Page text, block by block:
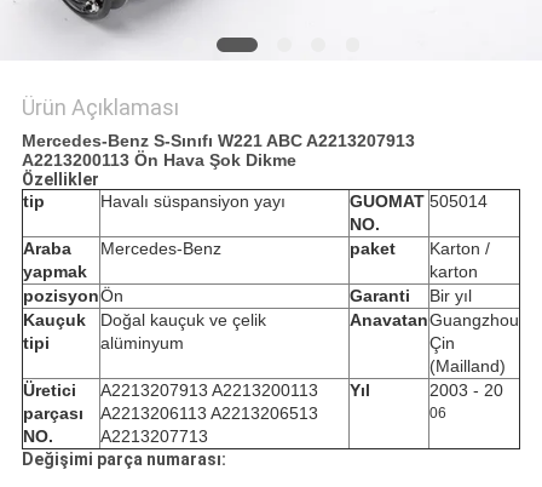
Ürün Açıklaması
Mercedes-Benz S-Sınıfı W221 ABC A2213207913
A2213200113 Ön Hava Şok Dikme
Özellikler
tip
Havalı süspansiyon yayı
GUOMAT
NO.
505014
Araba
yapmak
Mercedes-Benz paket
Karton /
karton
pozisyonÖn Garanti
Bir yıl
Kauçuk
tipi
Doğal kauçuk ve çelik
alüminyum
AnavatanGuangzhou
Çin
(Mailland)
Üretici
parçası
NO.
A2213207913 A2213200113
A2213206113 A2213206513
A2213207713
Yıl 2003 - 20
06
Değişimi parça numarası: